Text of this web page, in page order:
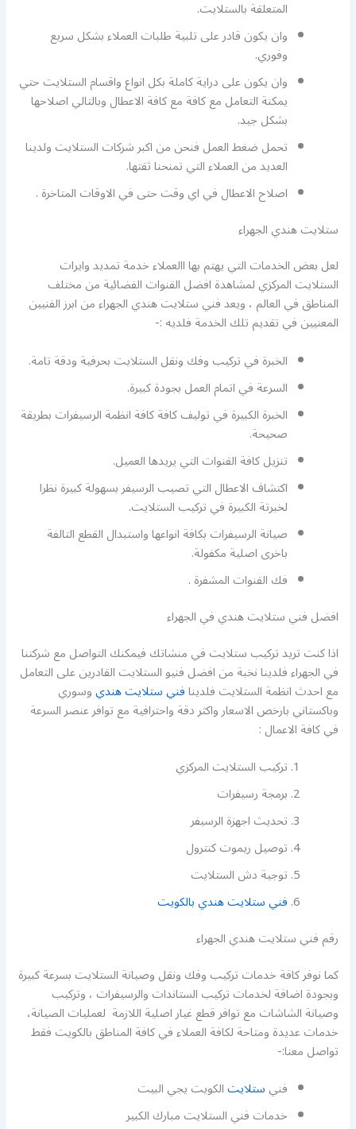
المتعلقة بالستلايت.
وان يكون قادر على تلبية طلبات العملاء بشكل سريع
وفوري.
وان يكون على دراية كاملة بكل انواع واقسام الستلايت حتي
يمكنة التعامل مع كافة مع كافة الاعطال وبالتالي اصلاحها
بشكل جيد.
تحمل ضغط العمل فنحن من اكبر شركات الستلايت ولدينا
العديد من العملاء التي تمنحنا ثقتها.
اصلاح الاعطال في اي وقت حتى في الاوقات المتاخرة .
ستلايت هندي الجهراء
لعل بعض الخدمات التي يهتم بها االعملاء خدمة تمديد وايرات
الستلايت المركزي لمشاهدة افضل القنوات الفضائية من مختلف
المناطق في العالم ، ويعد فني ستلايت هندي الجهراء من ابرز الفنيين
المعنيين في تقديم تلك الخدمة فلديه :-
الخبرة في تركيب وفك ونقل الستلايت بحرفية ودقة تامة.
السرعة في اتمام العمل بجودة كبيرة.
الخبرة الكبيرة في توليف كافة كافة انظمة الرسيفرات بطريقة
صحيحة.
تنزيل كافة القنوات التي يريدها العميل.
اكتشاف الاعطال التي تصيب الرسيفر بسهولة كبيرة نظرا
لخبرتة الكبيرة في تركيب الستلايت.
صيانة الرسيفرات بكافة انواعها واستبدال القطع التالفة
باخرى اصلية مكفولة.
فك القنوات المشفرة .
افضل فني ستلايت هندي في الجهراء
اذا كنت تريد تركيب ستلايت في منشاتك فيمكنك التواصل مع شركتنا
في الجهراء فلدينا نخبة من افضل فنيو الستلايت القادرين على التعامل
مع احدث انظمة الستلايت فلدينافني ستلايت هنديوسوري
وباكستاني بارخص الاسعار واكثر دقة واحترافية مع توافر عنصر السرعة
في كافة الاعمال :
تركيب الستلايت المركزي
برمجة رسيفرات
تحديث اجهزة الرسيفر
توصيل ريموت كنترول
توجية دش الستلايت
فني ستلايت هندي بالكويت
رقم فني ستلايت هندي الجهراء
كما نوفر كافة خدمات تركيب وفك ونقل وصيانة الستلايت بسرعة كبيرة
وبجودة اضافة لخدمات تركيب الستاندات والرسيفرات ، وتركيب
وصيانة الشاشات مع توافر قطع غيار اصلية اللازمة لعمليات الصيانة،
خدمات عديدة ومتاحة لكافة العملاء في كافة المناطق بالكويت فقط
تواصل معنا:-
فنيستلايتالكويت يجي البيت
خدمات فني الستلايت مبارك الكبير